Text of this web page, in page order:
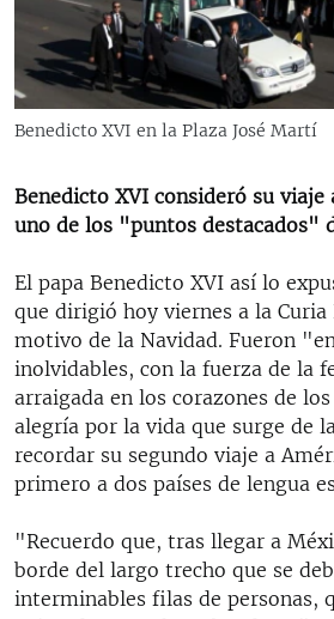
RADIO MARTÍ
ESPECIALES
ESPECIALES
SER VIEJO EN CUBA
KENTU-CUBANO
LOS SANTOS DE HIALEAH
DESINFORMACIÓN RUSA EN
LA INVASIÓN DE RUSIA A UCRANIA
MULTIMEDIA
SÍGUENOS
Benedicto XVI en la Plaza José Martí
Benedicto XVI consideró su viaje
uno de los "puntos destacados"
El papa Benedicto XVI así lo
que dirigió hoy viernes a la Curia
motivo de la Navidad. Fueron
inolvidables, con la fuerza de la
arraigada en los corazones de
alegría por la vida que surge de
recordar su segundo viaje a
primero a dos países de lengua
"Recuerdo que, tras llegar a
borde del largo trecho que se
interminables filas de personas,